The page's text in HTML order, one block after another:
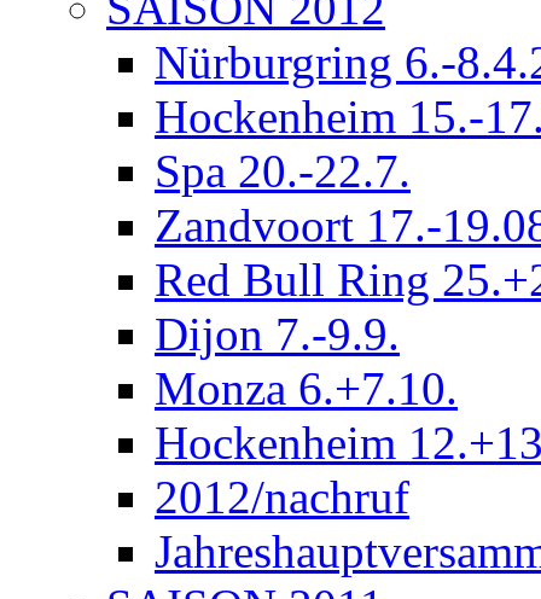
Nürburgring 6.-
Hockenheim 15.-
Spa 20.-22.7.
Zandvoort 17.-
Red Bull Ring
Dijon 7.-9.9.
Monza 6.+7.10.
Hockenheim
2012/nachruf